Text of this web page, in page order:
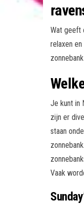
Wat geeft
relaxen
Je kunt in
zijn er
staan
Vaak